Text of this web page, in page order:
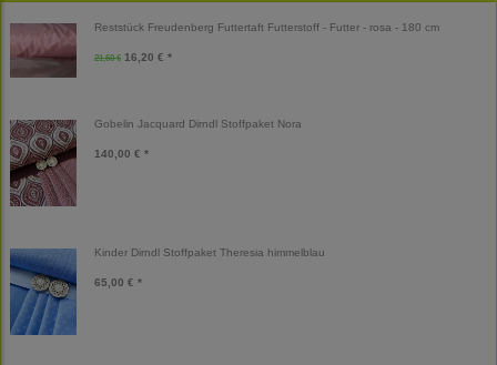
Reststück Freudenberg Futtertaft Futterstoff - Futter - rosa - 180 cm
21,60 € 16,20 € *
Gobelin Jacquard Dirndl Stoffpaket Nora
140,00 € *
Kinder Dirndl Stoffpaket Theresia himmelblau
65,00 € *